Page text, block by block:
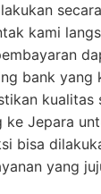
kami
bank yang
kualitas
ke Jepara
bisa
yang